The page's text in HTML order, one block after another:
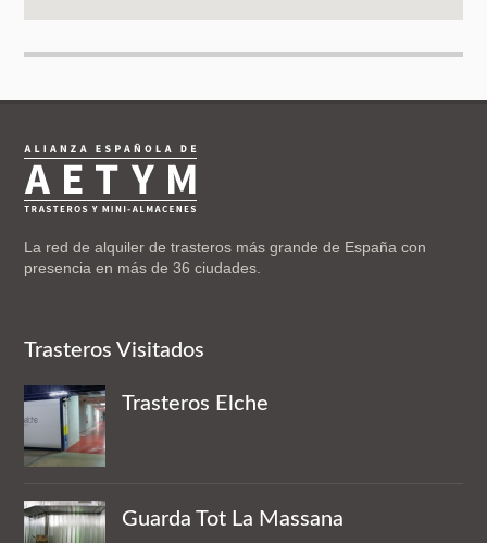
La red de alquiler de trasteros más grande de España con
presencia en más de 36 ciudades.
Trasteros Visitados
Trasteros Elche
Guarda Tot La Massana